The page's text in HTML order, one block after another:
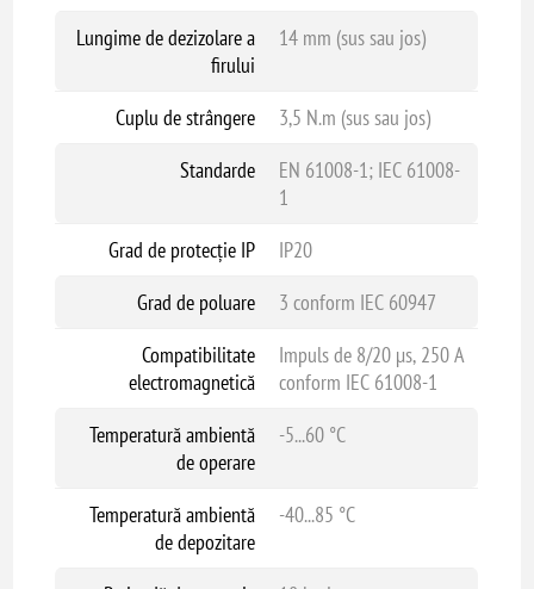
Lungime de dezizolare a
firului
14 mm (sus sau jos)
Cuplu de strângere
3,5 N.m (sus sau jos)
Standarde
EN 61008-1; IEC 61008-
1
Grad de protecție IP
IP20
Grad de poluare
3 conform IEC 60947
Compatibilitate
electromagnetică
Impuls de 8/20 µs, 250 A
conform IEC 61008-1
Temperatură ambientă
de operare
-5...60 °C
Temperatură ambientă
de depozitare
-40...85 °C